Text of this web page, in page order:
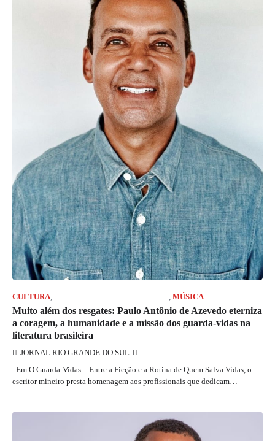
CULTURA, , MÚSICA
Muito além dos resgates: Paulo Antônio de Azevedo eterniza
a coragem, a humanidade e a missão dos guarda-vidas na
literatura brasileira
JORNAL RIO GRANDE DO SUL
Em O Guarda-Vidas – Entre a Ficção e a Rotina de Quem Salva Vidas, o
escritor mineiro presta homenagem aos profissionais que dedicam…